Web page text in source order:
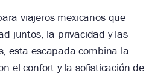
viajeros mexicanos que
juntos, la privacidad y las
esta escapada combina la
el confort y la sofisticación de